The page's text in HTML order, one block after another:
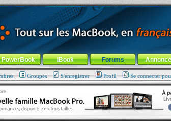
Aller au menu de la rubrique
PowerBook iBook Forums
Groupes S'enregistrer Profil Se connecter